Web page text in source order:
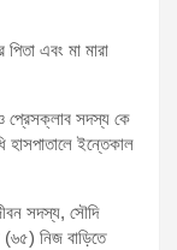
পিতা এবং মা মারা
ও প্রেসক্লাব সদস্য কে
হাসপাতালে ইন্তেকাল
সদস্য, সৌদি
(৬৫) নিজ বাড়িতে